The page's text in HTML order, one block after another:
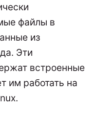
файлы в
из
Эти
встроенные
им работать на